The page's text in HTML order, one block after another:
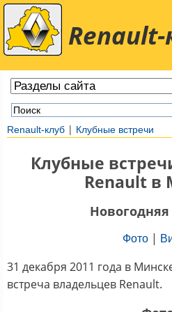
Renault-
Renault-клуб | Клубные встречи
Клубные
Renault в
Новогодняя
Фото |
31 декабря 2011 года в
встреча владельцев Renault.